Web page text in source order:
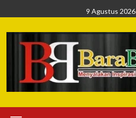
to
content
9 Agustus 2026